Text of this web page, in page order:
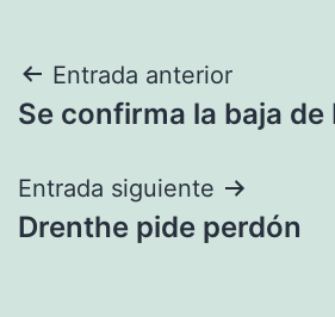
Navegación
de
entradas
Entrada anterior
Se confirma la baja de
Entrada siguiente
Drenthe pide perdón